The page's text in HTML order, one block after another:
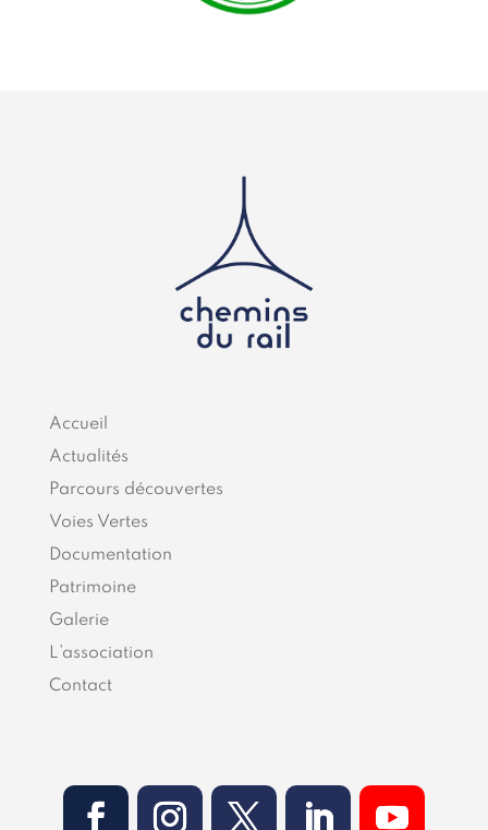
Accueil
Actualités
Parcours découvertes
Voies Vertes
Documentation
Patrimoine
Galerie
L’association
Contact